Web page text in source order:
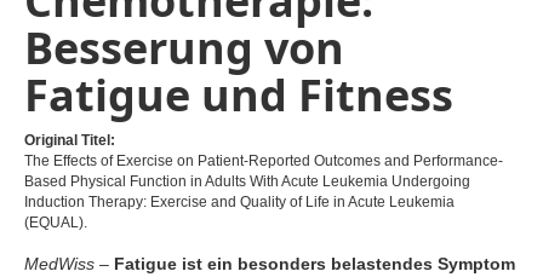
Besserung von
Fatigue und Fitness
Original Titel:
The Effects of Exercise on Patient-Reported Outcomes and Performance-
Based Physical Function in Adults With Acute Leukemia Undergoing
Induction Therapy: Exercise and Quality of Life in Acute Leukemia
(EQUAL).
MedWiss – Fatigue ist ein besonders belastendes Symptom